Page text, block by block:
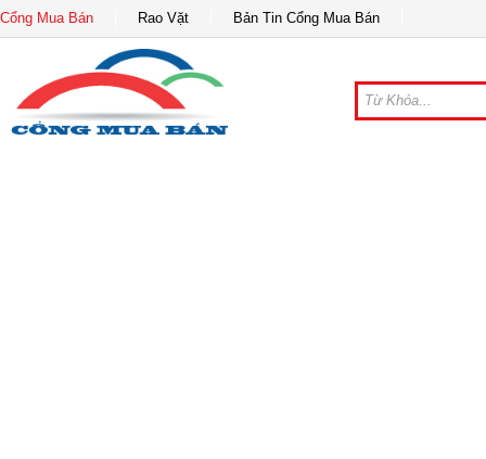
Cổng Mua Bán Rao Vặt Bản Tin Cổng Mua Bán